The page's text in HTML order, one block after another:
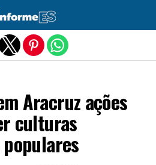
Aracruz ações
culturas
versão mobile